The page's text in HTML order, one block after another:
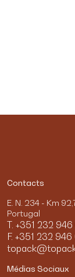
Contacts
E. N. 234 - Km
Portugal
T. +351 232
F. +351 232
Médias Sociaux